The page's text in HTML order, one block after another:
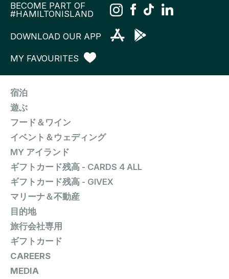
BECOME PART OF
#HAMILTONISLAND
DOWNLOAD OUR APP
MY FAVOURITES
宿泊
遊ぶ
フード＆ワイン
イベント＆ウェディング
MY アイランド
ギフトカード残高 - CARDS 4 ALL
ギフトカード残高 - GIVEX
マリーナ＆不動産
目的地
旅行会社専用
ギフトカード
CAREERS
MEDIA